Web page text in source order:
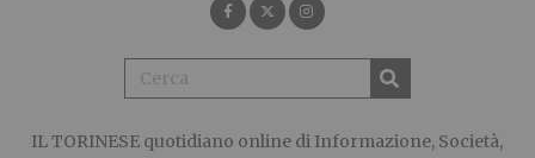
IL TORINESE quotidiano online di Informazione, Società,